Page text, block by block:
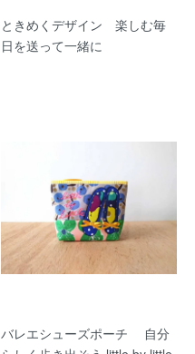
ときめくデザイン 楽しむ毎
日を送って一緒に
バレエシューズポーチ 自分